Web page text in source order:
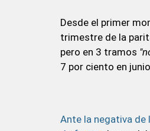
Desde el primer
trimestre de la
pero en 3 tramos
7 por ciento en
Ante la negativa